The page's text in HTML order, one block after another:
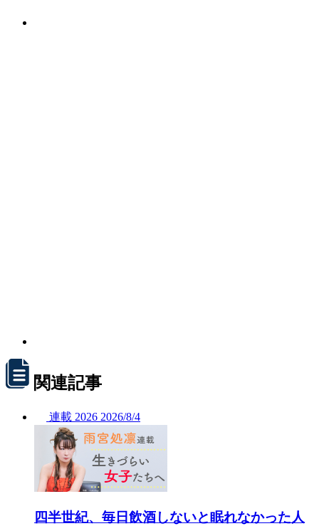
関連記事
連載 2026 2026/8/4
四半世紀、毎日飲酒しないと眠れなかった人